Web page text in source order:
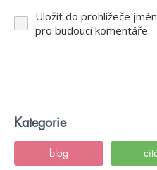
Uložit do prohlížeče
pro budoucí komentáře.
Kategorie
blog